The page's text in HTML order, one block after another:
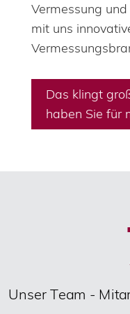
Vermessung
mit uns
Das klingt
haben Sie für
Unser Team -